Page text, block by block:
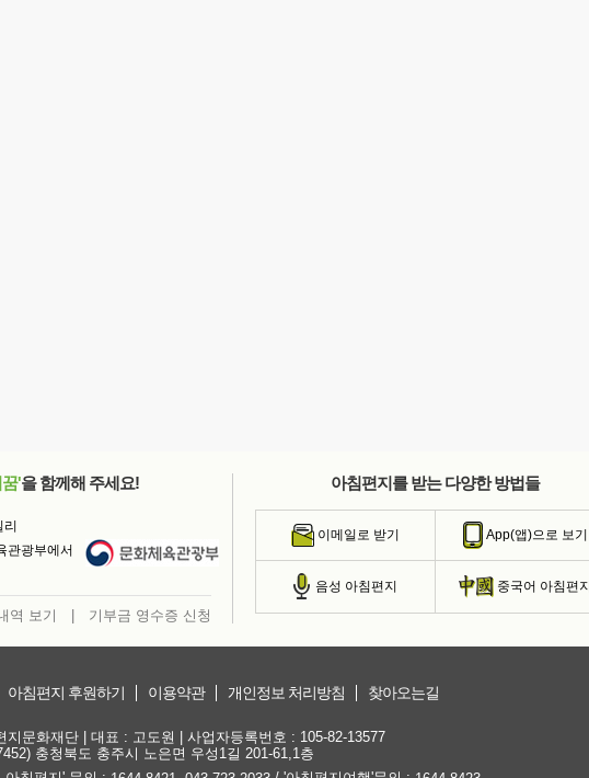
'을 함께해 주세요!
관광부에서
역 보기 기부금 영수증 신청
아침편지를 받는 다양한 방법들
이메일로 받기 App(앱)으로 보기
음성 아침편지 중국어 아침편지
아침편지 후원하기 이용약관 개인정보 처리방침 찾아오는길
지문화재단 | 대표 : 고도원 | 사업자등록번호 : 105-82-13577
충청북도 충주시 노은면 우성1길 201-61,1층